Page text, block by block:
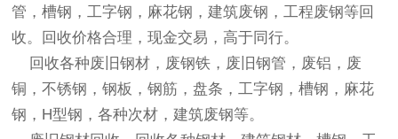
管，槽钢，工字钢，麻花钢，建筑废钢，工程废钢等回
收。回收价格合理，现金交易，高于同行。
回收各种废旧钢材，废钢铁，废旧钢管，废铝，废
铜，不锈钢，钢板，钢筋，盘条，工字钢，槽钢，麻花
钢，H型钢，各种次材，建筑废钢等。